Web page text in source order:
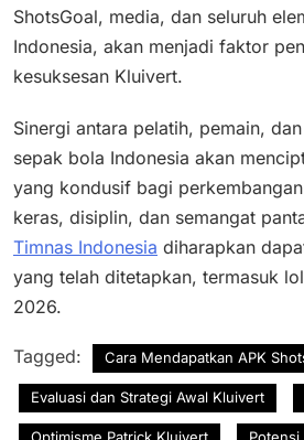
ShotsGoal, media, dan seluruh
Indonesia, akan menjadi faktor
kesuksesan Kluivert.
Sinergi antara pelatih, pemain,
sepak bola Indonesia akan
yang kondusif bagi
keras, disiplin, dan semangat
Timnas Indonesia diharapkan
yang telah ditetapkan, termasuk
2026.
Tagged: Cara Mendapatkan APK
Evaluasi dan Strategi Awal Kluivert